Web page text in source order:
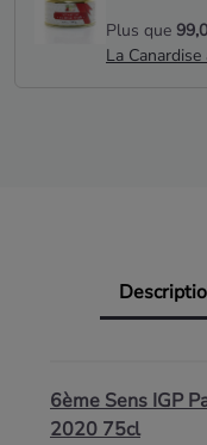
Plus que
La
6ème Sens IGP
2020 75cl